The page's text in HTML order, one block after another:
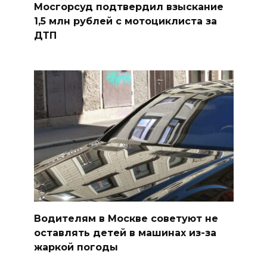
Мосгорсуд подтвердил взыскание
1,5 млн рублей с мотоциклиста за
ДТП
Водителям в Москве советуют не
оставлять детей в машинах из-за
жаркой погоды